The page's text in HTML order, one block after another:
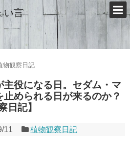
い言
物観察日記
主役になる日。セダム・マ
められる日が来るのか？
日記】
11 植物観察日記